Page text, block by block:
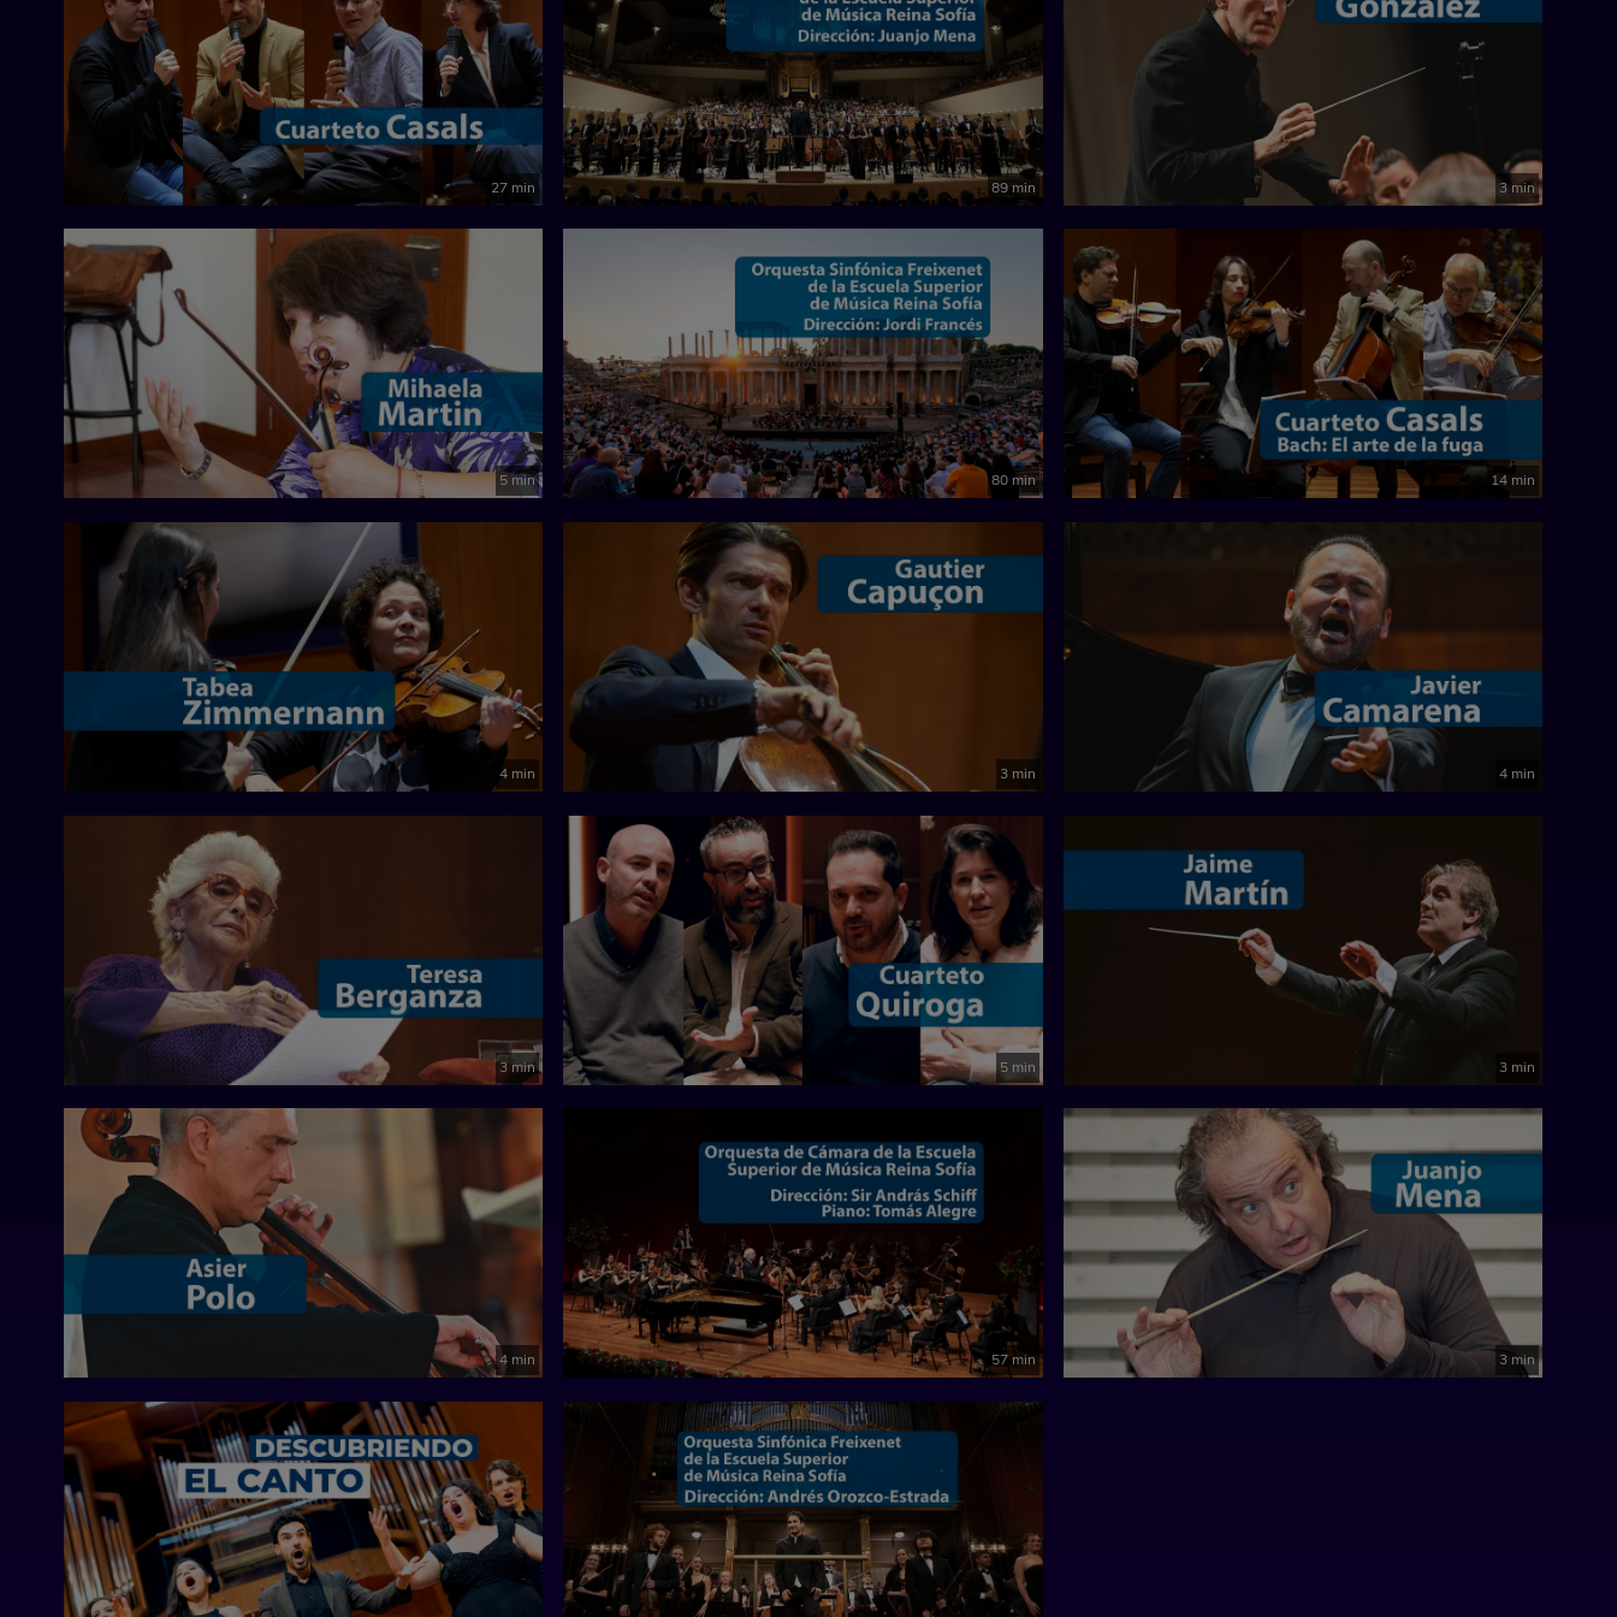
27 min 89 min 3 min
5 min 80 min 14 min
4 min 3 min 4 min
3 min 5 min 3 min
4 min 57 min 3 min